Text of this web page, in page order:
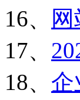
16、
17、
18、 企